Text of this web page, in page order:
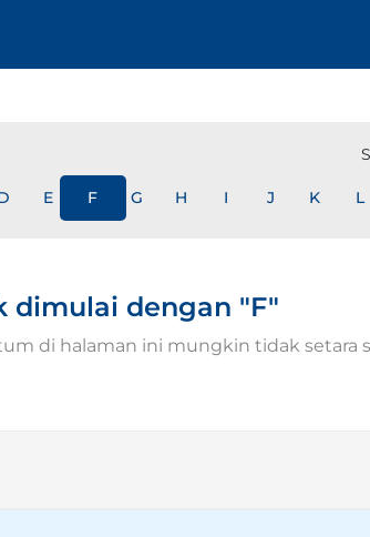
E F G H I J K L
dimulai dengan "F"
di halaman ini mungkin tidak setara